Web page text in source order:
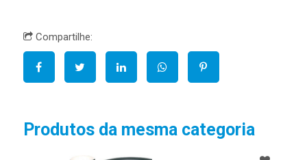
Compartilhe:
Produtos da mesma categoria